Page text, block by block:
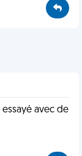
essayé avec de